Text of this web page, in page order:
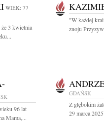
WIEK: 77
że 3 kwietnia
"W każdej
znoju
96 lat
Mama,...
GDAŃSK
Z głębokim
29 marca